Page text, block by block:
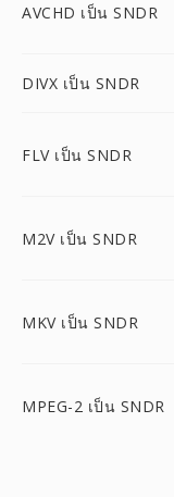
AVCHD เป็น SNDR
DIVX เป็น SNDR
FLV เป็น SNDR
M2V เป็น SNDR
MKV เป็น SNDR
MPEG-2 เป็น SNDR